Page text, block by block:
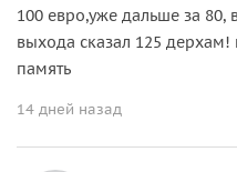
100 евро,уже дальше за 80,
выхода сказал 125
память
14 дней назад